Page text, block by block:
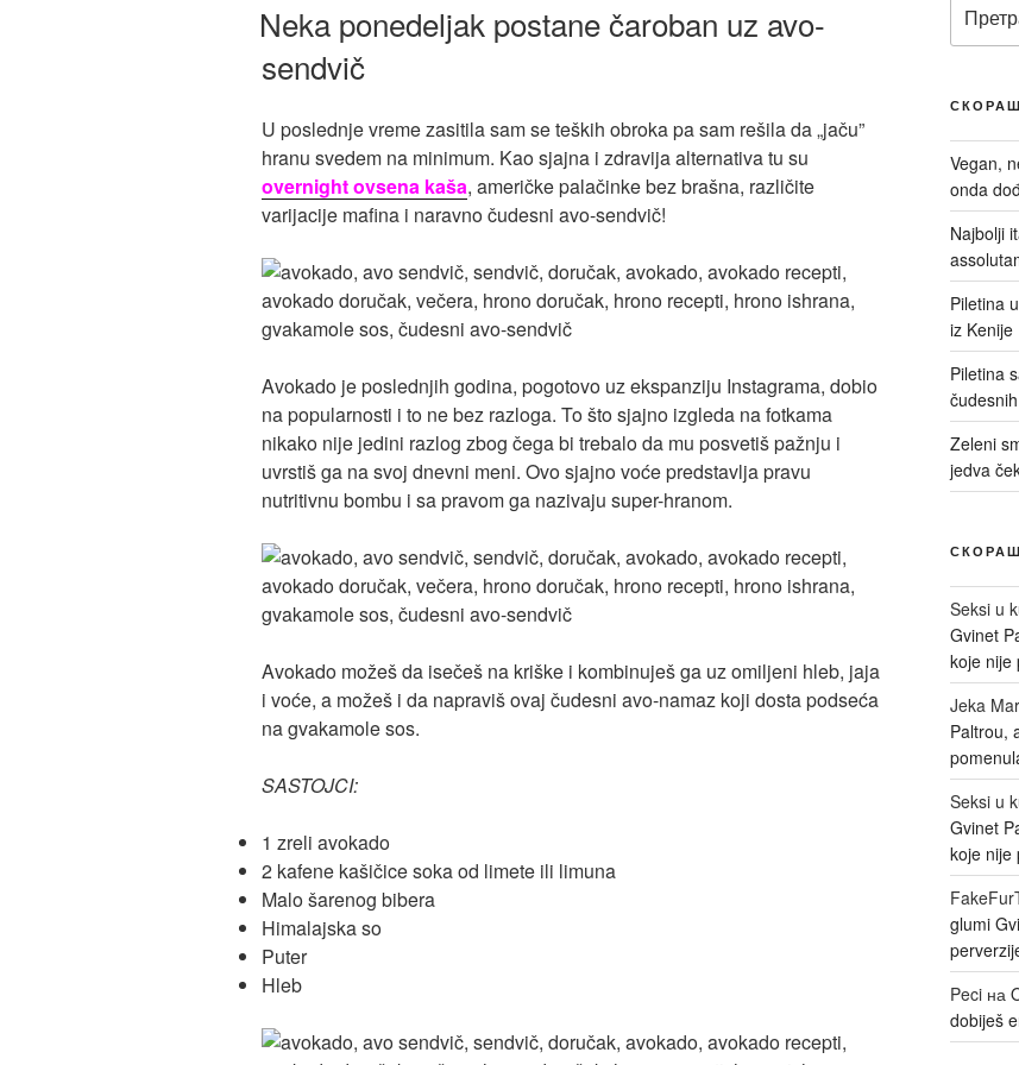
Neka ponedeljak postane čaroban uz avo-
sendvič
U poslednje vreme zasitila sam se teških obroka pa sam rešila da „jaču”
hranu svedem na minimum. Kao sjajna i zdravija alternativa tu su
overnight ovsena kaša, američke palačinke bez brašna, različite
varijacije mafina i naravno čudesni avo-sendvič!
Avokado je poslednjih godina, pogotovo uz ekspanziju Instagrama, dobio
na popularnosti i to ne bez razloga. To što sjajno izgleda na fotkama
nikako nije jedini razlog zbog čega bi trebalo da mu posvetiš pažnju i
uvrstiš ga na svoj dnevni meni. Ovo sjajno voće predstavlja pravu
nutritivnu bombu i sa pravom ga nazivaju super-hranom.
Avokado možeš da isečeš na kriške i kombinuješ ga uz omiljeni hleb, jaja
i voće, a možeš i da napraviš ovaj čudesni avo-namaz koji dosta podseća
na gvakamole sos.
SASTOJCI:
1 zreli avokado
2 kafene kašičice soka od limete ili limuna
Malo šarenog bibera
Himalajska so
Puter
Hleb
за:
Vegan,
onda
Najbolji
Piletina
iz Kenije
Piletina
Zeleni
jedva
Seksi u
Gvinet
koje nije
Jeka
Paltrou,
Seksi u
Gvinet
koje nije
glumi
Peciна
dobiješ